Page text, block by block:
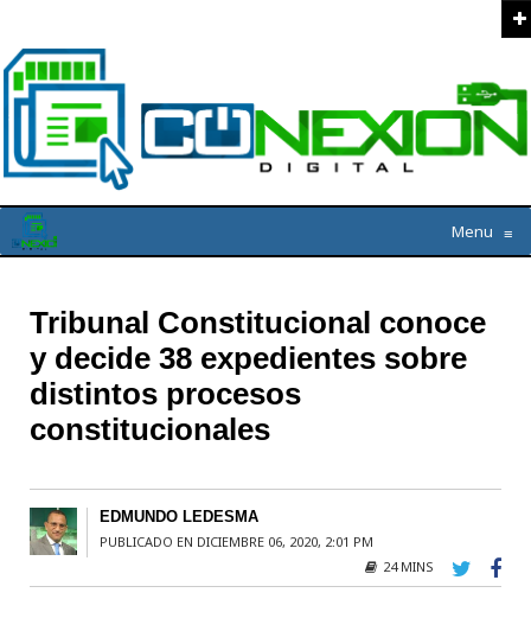
Menu ≡
Tribunal Constitucional conoce
y decide 38 expedientes sobre
distintos procesos
constitucionales
EDMUNDO LEDESMA
PUBLICADO EN DICIEMBRE 06, 2020, 2:01 PM
24 MINS